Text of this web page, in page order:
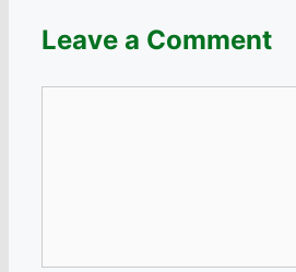
Leave a Comment